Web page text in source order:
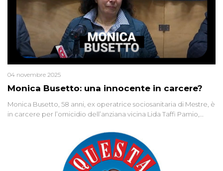
Monica Busetto: una innocente in carcere?
04 novembre 2025
Monica Busetto, 58 anni, ex operatrice sociosanitaria di Mestre, è
in carcere per l’omicidio dell’anziana vicina Lida Taffi Pamio,
minuscola su una collanina, Monica si proclama innocente. Nel
2015 un’altra donna confessa lo stesso delitto, poi ritratta. Due
colpevoli per un solo omicidio: errore giudiziario o giustizia